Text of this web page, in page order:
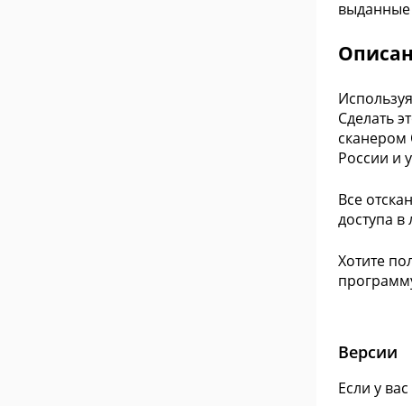
Сделать
сканером
России и
Все
доступа
Хотите
Версии
Если у